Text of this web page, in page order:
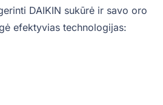
DAIKIN sukūrė ir savo oro
efektyvias technologijas: